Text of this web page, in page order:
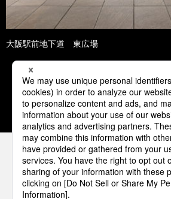
大阪駅前地下道 東広場
1 2 3 4
パナソニックの電気設備